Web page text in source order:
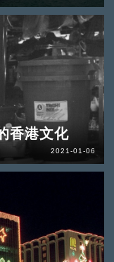
香港文化
2021-01-06